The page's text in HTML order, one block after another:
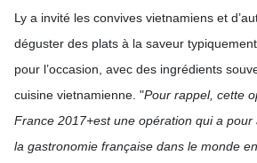
Ly a invité les convives vietnamiens et
déguster des plats à la saveur
pour l’occasion, avec des ingrédients
cuisine vietnamienne. "Pour rappel, cette
France 2017+est une opération qui a
la gastronomie française dans le monde